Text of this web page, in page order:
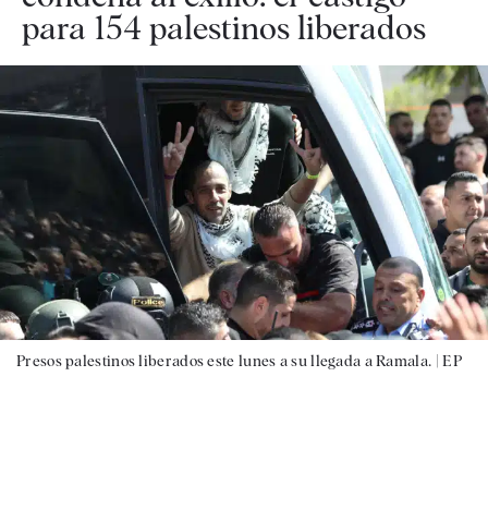
para 154 palestinos liberados
Presos palestinos liberados este lunes a su llegada a Ramala. |EP